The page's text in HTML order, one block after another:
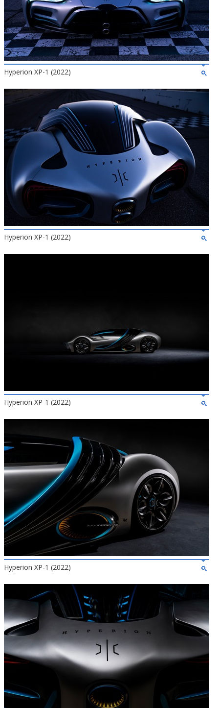
Hyperion XP-1 (2022)
Hyperion XP-1 (2022)
Hyperion XP-1 (2022)
Hyperion XP-1 (2022)